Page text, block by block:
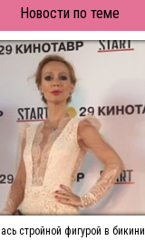
Новости по теме
стройной фигурой в бикини